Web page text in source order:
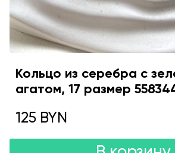
Кольцо из серебра с
агатом, 17 размер
125 BYN